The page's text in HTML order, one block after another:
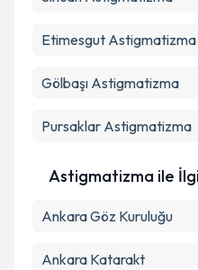
Etimesgut Astigmatizma
Gölbaşı Astigmatizma
Pursaklar Astigmatizma
Astigmatizma ile
Ankara Göz Kuruluğu
Ankara Katarakt